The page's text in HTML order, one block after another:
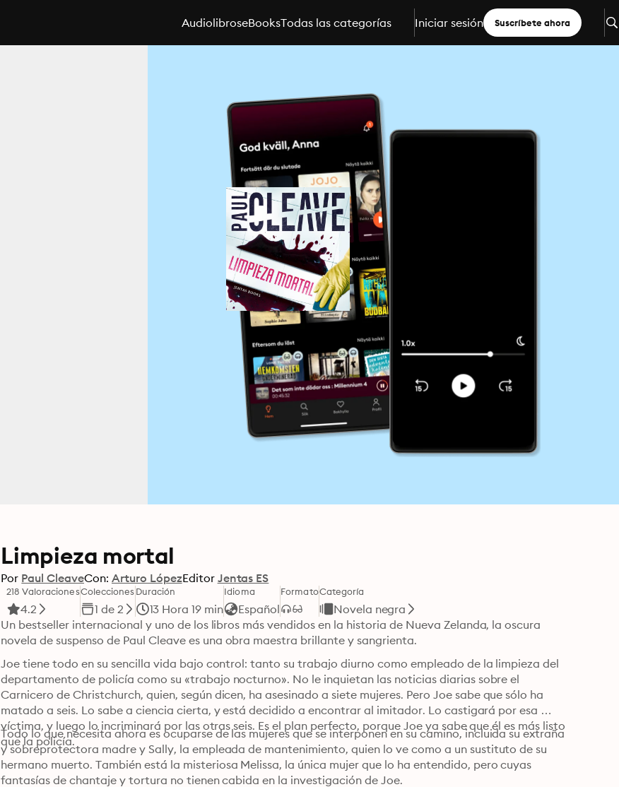
AudiolibroseBooksTodas las categorías Iniciar sesión Suscríbete ahora
Limpieza mortal
Por Paul CleaveCon: Arturo LópezEditor Jentas ES
218 Valoraciones
4.2
Colecciones
1 de 2
Duración
13 Hora 19 min
Idioma
Español
FormatoCategoría
Novela negra
Un bestseller internacional y uno de los libros más vendidos en la historia de Nueva Zelanda, la oscura
novela de suspenso de Paul Cleave es una obra maestra brillante y sangrienta.
Joe tiene todo en su sencilla vida bajo control: tanto su trabajo diurno como empleado de la limpieza del
departamento de policía como su «trabajo nocturno». No le inquietan las noticias diarias sobre el
Carnicero de Christchurch, quien, según dicen, ha asesinado a siete mujeres. Pero Joe sabe que sólo ha
matado a seis. Lo sabe a ciencia cierta, y está decidido a encontrar al imitador. Lo castigará por esa
víctima, y luego lo incriminará por las otras seis. Es el plan perfecto, porque Joe ya sabe que él es más listo
que la policía.
Todo lo que necesita ahora es ocuparse de las mujeres que se interponen en su camino, incluida su extraña
y sobreprotectora madre y Sally, la empleada de mantenimiento, quien lo ve como a un sustituto de su
hermano muerto. También está la misteriosa Melissa, la única mujer que lo ha entendido, pero cuyas
fantasías de chantaje y tortura no tienen cabida en la investigación de Joe.